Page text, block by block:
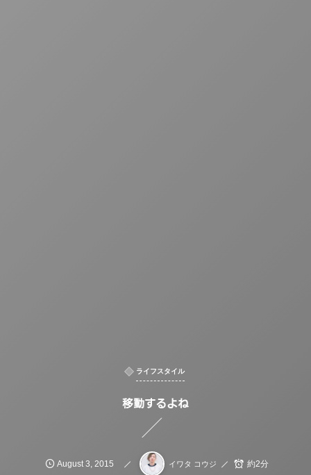
ライフスタイル
移動するよね
August 3 2015 イワタ コウジ 約2分